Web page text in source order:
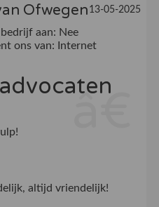
Ofwegen 13-05-2025
aan: Nee
ons van:
Internet
altijd vriendelijk!